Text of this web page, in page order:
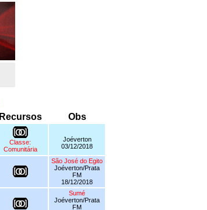
Recursos
Obs
Classe:
Comunitária
Joéverton
03/12/2018
São José do Egito
Joéverton/Prata
FM
18/12/2018
Sumé
Joéverton/Prata
FM